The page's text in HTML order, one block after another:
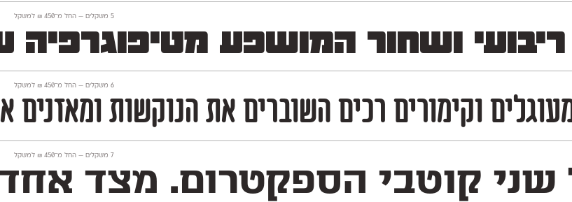
‫5 משקלים — החל מ־450
₪ למשקל
ריבועי ושחור המושפע
‫6 משקלים — החל מ־ 450
₪ למשקל
וקימורים רכים השוברים את הנוקשות
‫7 משקלים — החל מ־ 450
₪ למשקל
קוטבי הספקטרום. מצד אחד